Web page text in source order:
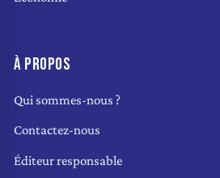
À PROPOS
Qui sommes-nous ?
Contactez-nous
Éditeur responsable